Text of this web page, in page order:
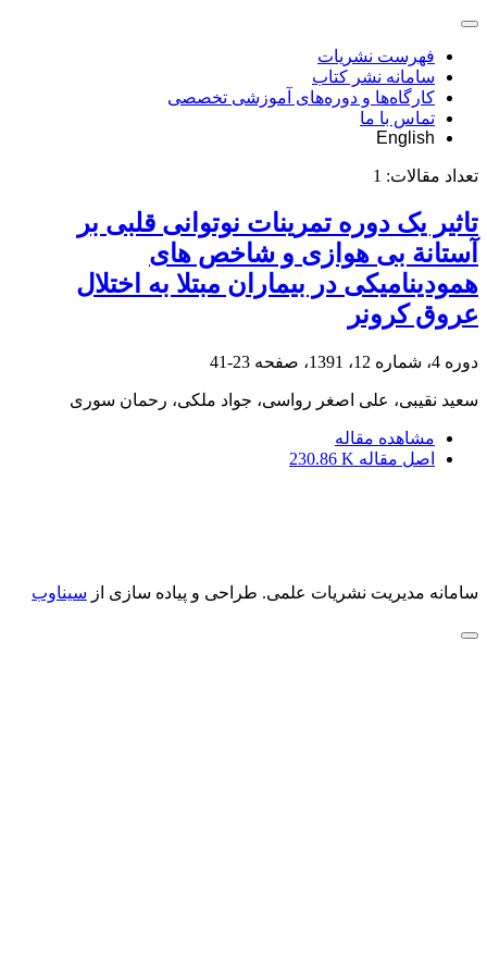
فهرست نشریات
سامانه نشر کتاب
کارگاه‌ها و دوره‌های آموزشی تخصصی
تماس با ما
English
تعداد مقالات: 1
تاثیر یک دوره تمرینات نوتوانی قلبی بر
آستانة بی هوازی و شاخص های
همودینامیکی در بیماران مبتلا به اختلال
عروق کرونر
دوره 4، شماره 12، 1391، صفحه 23-41
سعید نقیبی، علی اصغر رواسی، جواد ملکی، رحمان سوری
مشاهده مقاله
اصل مقاله 230.86 K
سامانه مدیریت نشریات علمی. طراحی و پیاده سازی از سیناوب